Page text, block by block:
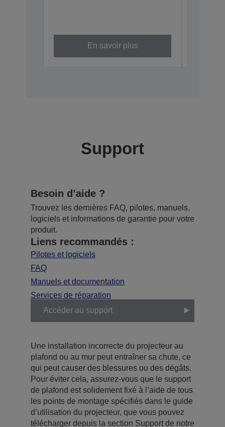
En savoir plus
Support
Besoin d’aide ?
Trouvez les dernières FAQ, pilotes, manuels,
logiciels et informations de garantie pour votre
produit.
Liens recommandés :
Pilotes et logiciels
FAQ
Manuels et documentation
Services de réparation
Accéder au support
Une installation incorrecte du projecteur au
plafond ou au mur peut entraîner sa chute, ce
qui peut causer des blessures ou des dégâts.
Pour éviter cela, assurez-vous que le support
de plafond est solidement fixé à l’aide de tous
les points de montage spécifiés dans le guide
d’utilisation du projecteur, que vous pouvez
télécharger depuis la section Support de notre